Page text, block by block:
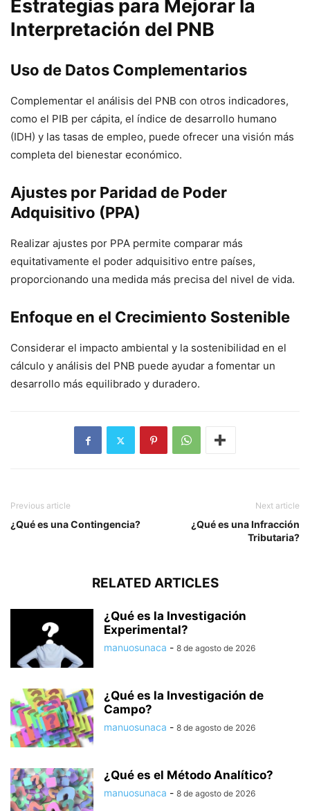
Estrategias para Mejorar la
Interpretación del PNB
Uso de Datos Complementarios
Complementar el análisis del PNB con otros indicadores,
como el PIB per cápita, el índice de desarrollo humano
(IDH) y las tasas de empleo, puede ofrecer una visión más
completa del bienestar económico.
Ajustes por Paridad de Poder
Adquisitivo (PPA)
Realizar ajustes por PPA permite comparar más
equitativamente el poder adquisitivo entre países,
proporcionando una medida más precisa del nivel de vida.
Enfoque en el Crecimiento Sostenible
Considerar el impacto ambiental y la sostenibilidad en el
cálculo y análisis del PNB puede ayudar a fomentar un
desarrollo más equilibrado y duradero.
Previous article
¿Qué es una Contingencia?
Next article
¿Qué es una Infracción
Tributaria?
RELATED ARTICLES
¿Qué es la Investigación
Experimental?
manuosunaca - 8 de agosto de 2026
¿Qué es la Investigación de
Campo?
manuosunaca - 8 de agosto de 2026
¿Qué es el Método Analítico?
manuosunaca - 8 de agosto de 2026